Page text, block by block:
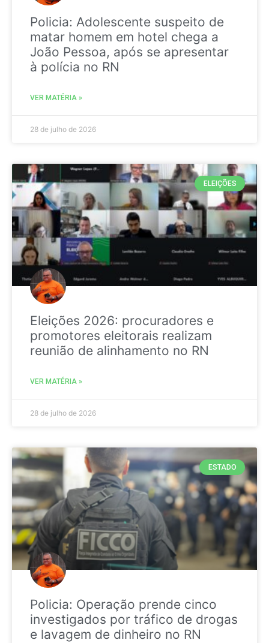
Policia: Adolescente suspeito de
matar homem em hotel chega a
João Pessoa, após se apresentar
à polícia no RN
VER MATÉRIA »
28 de julho de 2026
ELEIÇÕES
Eleições 2026: procuradores e
promotores eleitorais realizam
reunião de alinhamento no RN
VER MATÉRIA »
28 de julho de 2026
ESTADO
Policia: Operação prende cinco
investigados por tráfico de drogas
e lavagem de dinheiro no RN